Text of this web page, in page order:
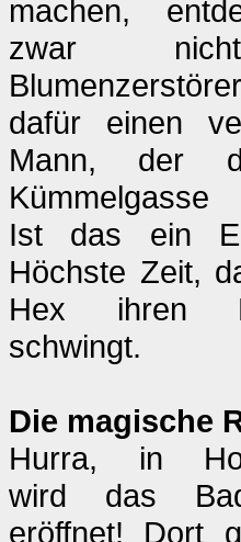
machen,
zwar
dafür einen
Mann, der
Ist das ein
Höchste Zeit,
Hex ihren
schwingt.
Die magische
Hurra, in
wird das
eröffnet! Dort